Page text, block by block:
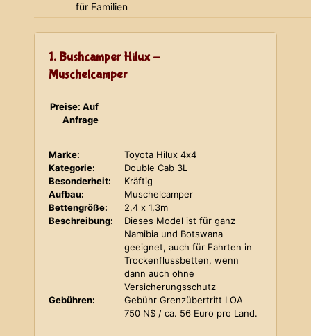
für Familien
1. Bushcamper Hilux -
Muschelcamper
Preise: Auf
Anfrage
Marke:
Toyota Hilux 4x4
Kategorie:
Double Cab 3L
Besonderheit:
Kräftig
Aufbau:
Muschelcamper
Bettengröße:
2,4 x 1,3m
Beschreibung:
Dieses Model ist für ganz
Namibia und Botswana
geeignet, auch für Fahrten in
Trockenflussbetten, wenn
dann auch ohne
Versicherungsschutz
Gebühren:
Gebühr Grenzübertritt LOA
750 N$ / ca. 56 Euro pro Land.